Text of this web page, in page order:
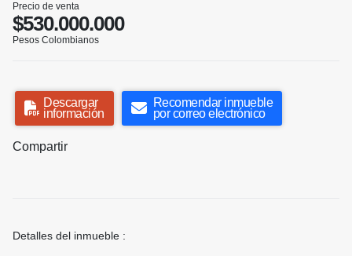
Precio de venta
$530.000.000
Pesos Colombianos
Descargar
información
Recomendar inmueble
por correo electrónico
Compartir
Detalles del inmueble :